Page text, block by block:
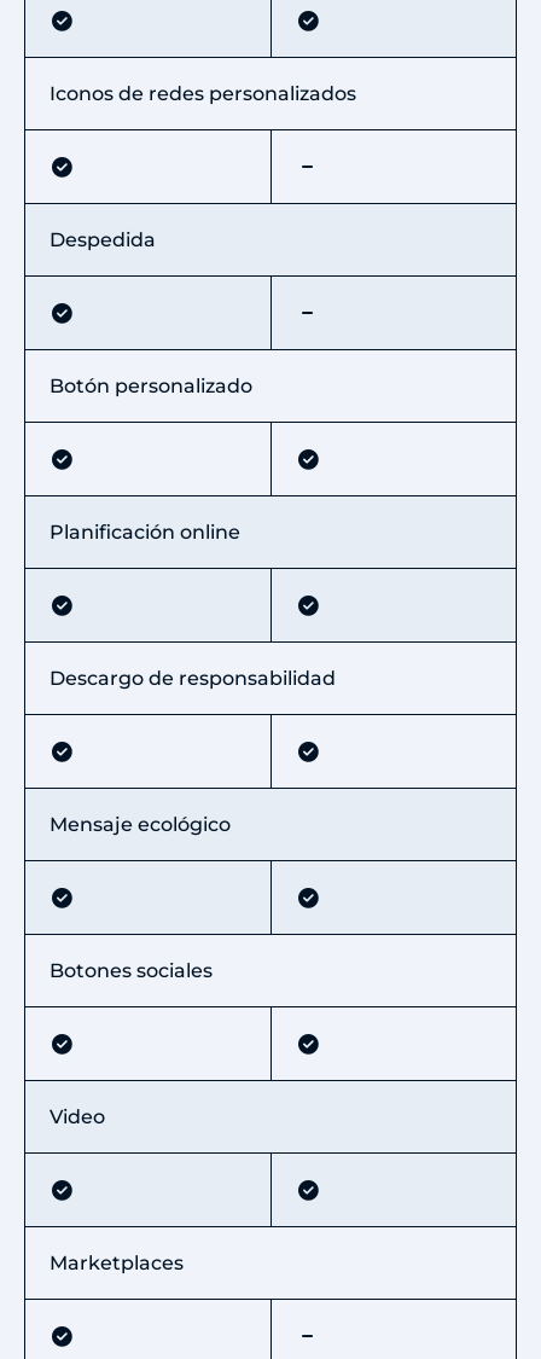
Iconos de redes personalizados
Despedida
Botón personalizado
Planificación online
Descargo de responsabilidad
Mensaje ecológico
Botones sociales
Video
Marketplaces